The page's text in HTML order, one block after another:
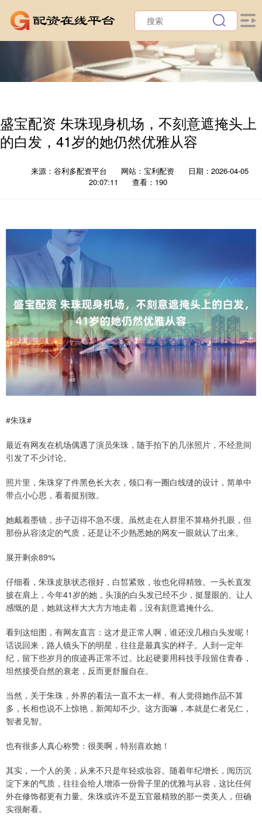
盛宝配资 朱珠现身机场，不刻意遮掩头上
的白发，41岁的她仍然优雅从容
来源：谷利多配资平台 网站：宝利配资
日期：2026-04-05
20:07:11
查看：190
#朱珠#
最近有网友在机场偶遇了演员朱珠，随手拍下的几张照片，不经意间
引发了不少讨论。
照片里，朱珠穿了件黑色长大衣，领口有一圈白线缝的设计，简单中
带点小心思，看着挺别致。
她戴着墨镜，步子迈得不急不缓。虽然走在人群里不算格外扎眼，但
那份从容淡定的气质，还是让不少熟悉她的网友一眼就认了出来。
展开剩余89%
仔细看，朱珠皮肤状态很好，白皙紧致，妆也化得精致。一头长直发
披在肩上，今年41岁的她，头顶的白头发已经不少，挺显眼的。让人
感慨的是，她就这样大大方方地走着，没有刻意遮掩什么。
看到这组图，有网友直言：这才是正常人啊，谁还没几根白头发呢！
话说回来，路人镜头下的明星，往往是最真实的样子。人到一定年
纪，留下些岁月的痕迹再正常不过。比起硬要用科技手段留住青春，
坦然接受自然的衰老，反而更舒服自在。
当然，关于朱珠，外界的看法一直不太一样。有人觉得她作品不算
多，长相也说不上惊艳，新闻却不少。这方面嘛，本就是仁者见仁，
智者见智。
也有很多人真心称赞：很美啊，特别喜欢她！
其实，一个人的美，从来不只是年轻或妆容。随着年纪增长，阅历沉
淀下来的气质，往往会给人增添一份骨子里的优雅与从容，这比任何
外在修饰都更有力量。朱珠或许不是五官最精致的那一类美人，但确
实很耐看。